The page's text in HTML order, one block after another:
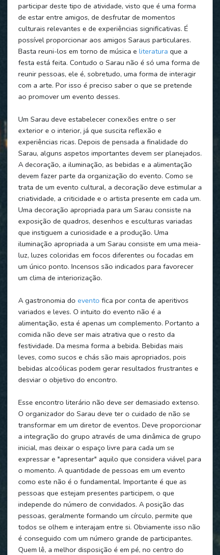
participar deste tipo de atividade, visto que é uma forma
de estar entre amigos, de desfrutar de momentos
culturais relevantes e de experiências significativas. É
possível proporcionar aos amigos Saraus particulares.
Basta reuni-los em torno de música e literatura que a
festa está feita. Contudo o Sarau não é só uma forma de
reunir pessoas, ele é, sobretudo, uma forma de interagir
com a arte. Por isso é preciso saber o que se pretende
ao promover um evento desses.
Um Sarau deve estabelecer conexões entre o ser
exterior e o interior, já que suscita reflexão e
experiências ricas. Depois de pensada a finalidade do
Sarau, alguns aspetos importantes devem ser planejados.
A decoração, a iluminação, as bebidas e a alimentação
devem fazer parte da organização do evento. Como se
trata de um evento cultural, a decoração deve estimular a
criatividade, a criticidade e o artista presente em cada um.
Uma decoração apropriada para um Sarau consiste na
exposição de quadros, desenhos e esculturas variadas
que instiguem a curiosidade e a produção. Uma
iluminação apropriada a um Sarau consiste em uma meia-
luz, luzes coloridas em focos diferentes ou focadas em
um único ponto. Incensos são indicados para favorecer
um clima de interiorização.
A gastronomia do evento fica por conta de aperitivos
variados e leves. O intuito do evento não é a
alimentação, esta é apenas um complemento. Portanto a
comida não deve ser mais atrativa que o resto da
festividade. Da mesma forma a bebida. Bebidas mais
leves, como sucos e chás são mais apropriados, pois
bebidas alcoólicas podem gerar resultados frustrantes e
desviar o objetivo do encontro.
Esse encontro literário não deve ser demasiado extenso.
O organizador do Sarau deve ter o cuidado de não se
transformar em um diretor de eventos. Deve proporcionar
a integração do grupo através de uma dinâmica de grupo
inicial, mas deixar o espaço livre para cada um se
expressar e "apresentar" aquilo que considera viável para
o momento. A quantidade de pessoas em um evento
como este não é o fundamental. Importante é que as
pessoas que estejam presentes participem, o que
independe do número de convidados. A posição das
pessoas, geralmente formando um círculo, permite que
todos se olhem e interajam entre si. Obviamente isso não
é conseguido com um número grande de participantes.
Quem lê, a melhor disposição é em pé, no centro do